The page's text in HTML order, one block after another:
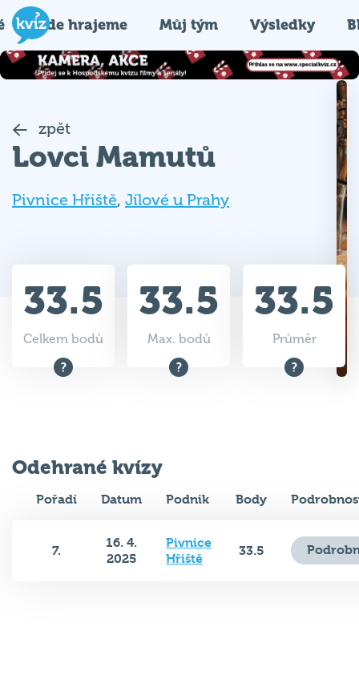
Kde hrajeme Můj tým Výsledky
zpět
Lovci Mamutů
Pivnice Hřiště, Jílové u Prahy
33.5
Celkem bodů
33.5
Max. bodů
33.5
Průměr
Odehrané kvízy
Pořadí Datum Podnik Body
7.
16. 4.
2025
Pivnice
Hřiště
33.5